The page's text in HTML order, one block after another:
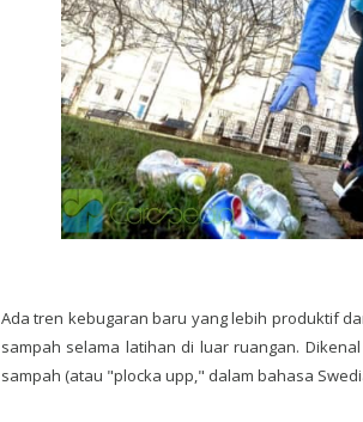
Ada tren kebugaran baru yang lebih produktif
sampah selama latihan di luar ruangan.
sampah (atau "plocka upp," dalam bahasa